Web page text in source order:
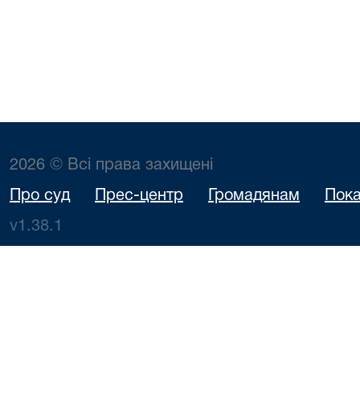
2026 © Всі права захищені
Про суд Прес-центр Громадянам
v1.38.1